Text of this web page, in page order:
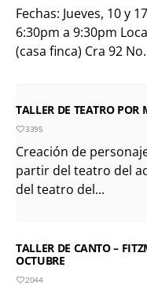
Fechas: Jueves, 10 y
6:30pm a 9:30pm
(casa finca) Cra 92
TALLER DE TEATRO
3395
Creación de
partir del teatro del
del teatro del...
TALLER DE CANTO –
OCTUBRE
2044